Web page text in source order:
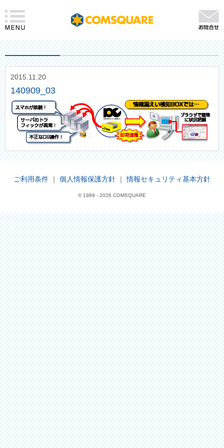
2015.11.20
140909_03
ご利用条件 ｜ 個人情報保護方針 ｜情報セキュリティ基本方針
© 1989 - 2026 COMSQUARE